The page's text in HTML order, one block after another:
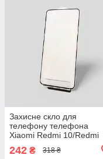
Захисне скло для
телефону телефона
Xiaomi Redmi 10/Redmi
Black
242 ₴ 318 ₴